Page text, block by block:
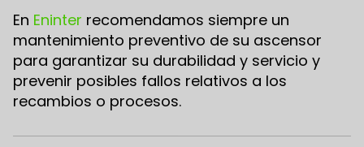
En Eninter recomendamos siempre un
mantenimiento preventivo de su ascensor
para garantizar su durabilidad y servicio y
prevenir posibles fallos relativos a los
recambios o procesos.